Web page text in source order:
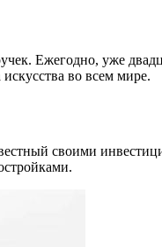
Ежегодно, уже
во всем мире.
своими